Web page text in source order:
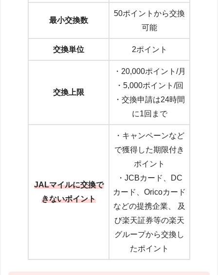
最小交換数
50ポイントから交換
可能
交換単位 2ポイント
交換上限
・20,000ポイント/月
・5,000ポイント/回
・交換申請は24時間
に1回まで
JALマイルに交換で
きないポイント
・キャンペーンなど
で獲得した期限付き
ポイント
・JCBカード、DC
カード、Oricoカード
などの提携企業、 及
び楽天証券等の楽天
グループから交換し
たポイント